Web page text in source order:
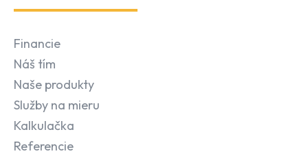
Financie
Náš tím
Naše produkty
Služby na mieru
Kalkulačka
Referencie